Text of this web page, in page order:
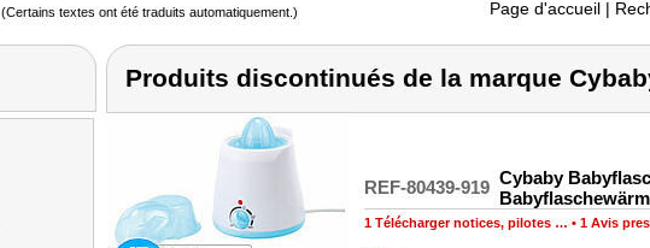
(Certains textes ont été traduits automatiquement.) Page d'accueil |
Produits discontinués de la marque
REF-80439-919 Cybaby
1 Télécharger notices, pilotes … • 1 Avis